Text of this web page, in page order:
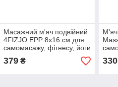
Масажний м'яч подвійний
4FIZJO EPP 8x16 см для
самомасажу, фітнесу, йоги
(4FJ1301)
379₴
М'яч
(FI-
330